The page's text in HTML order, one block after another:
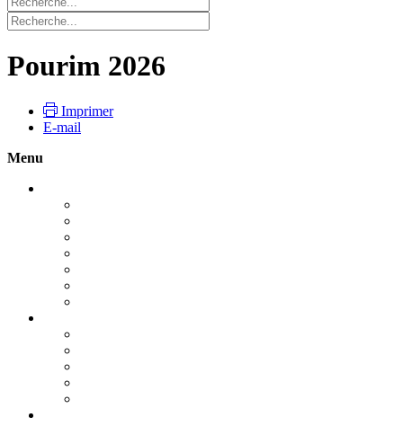
Pourim 2026
Imprimer
E-mail
Menu